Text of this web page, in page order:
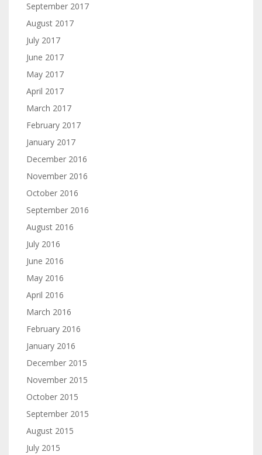
September 2017
August 2017
July 2017
June 2017
May 2017
April 2017
March 2017
February 2017
January 2017
December 2016
November 2016
October 2016
September 2016
August 2016
July 2016
June 2016
May 2016
April 2016
March 2016
February 2016
January 2016
December 2015
November 2015
October 2015
September 2015
August 2015
July 2015